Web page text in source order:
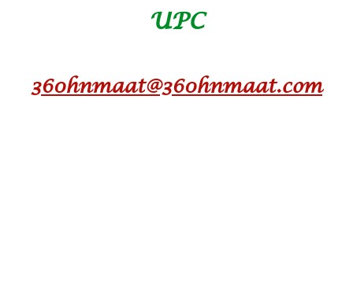
UPC
360hnmaat@360hnmaat.com